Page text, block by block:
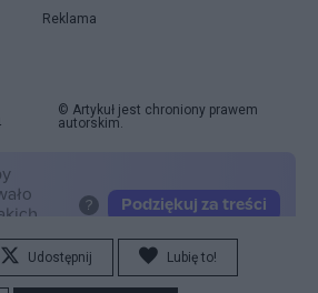
Reklama
© Artykuł jest chroniony prawem
autorskim.
Udostępnij Lubię to!